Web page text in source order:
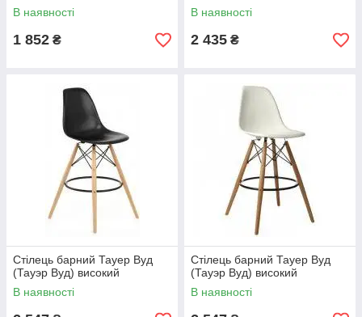
В наявності
1 852 ₴
В наявності
2 435 ₴
Стілець барний Тауер Вуд
(Тауэр Вуд) високий
В наявності
Стілець барний Тауер Вуд
(Тауэр Вуд) високий
В наявності